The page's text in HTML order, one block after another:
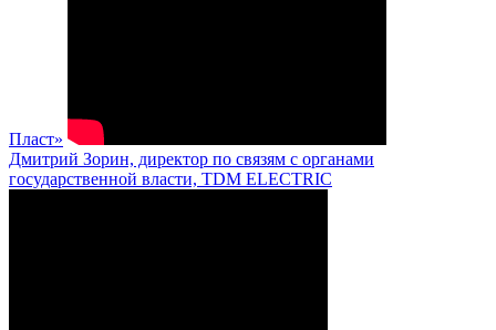
Пласт»
Дмитрий Зорин, директор по связям с органами
государственной власти, TDM ELECTRIC